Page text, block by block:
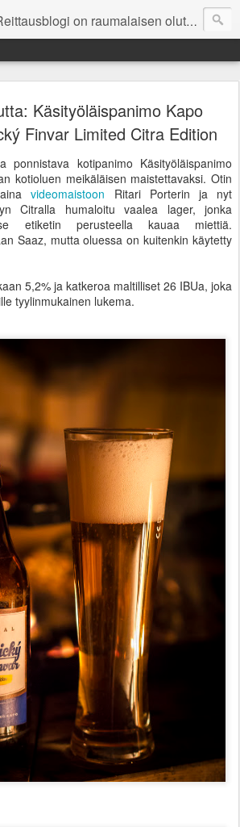
on raumalaisen olutharrastajan blogi. Reittaus (rating) tarkoittaa asioiden arvioimista. Reittausblogissa paneudutaan panemisen lopputuotteisiin eli arvioidaan oluita, puolueettomasti.
Käsityöläispanimo Kapo
Finvar Limited Citra Edition
ponnistava kotipanimo Käsityöläispanimo
kotioluen meikäläisen maistettavaksi. Otin
videomaistoon Ritari Porterin ja nyt
Citralla humaloitu vaalea lager, jonka
etiketin perusteella kauaa miettiä.
Saaz, mutta oluessa on kuitenkin käytetty
5,2% ja katkeroa maltilliset 26 IBUa, joka
tyylinmukainen lukema.